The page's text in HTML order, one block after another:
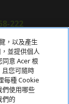
222
，以及產生
並提供個人
意 Acer 根
您可隨時
每種 Cookie
們使用哪些
們的